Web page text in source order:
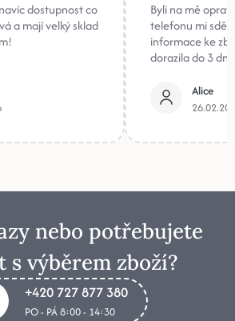
dostupnost co
a mají velký sklad
Byli na mě
telefonu mi
informace ke
dorazila do 3
Alice
nebo potřebujete
s výběrem zboží?
+420 727 877 380
PO - PÁ 8:00 - 14:30